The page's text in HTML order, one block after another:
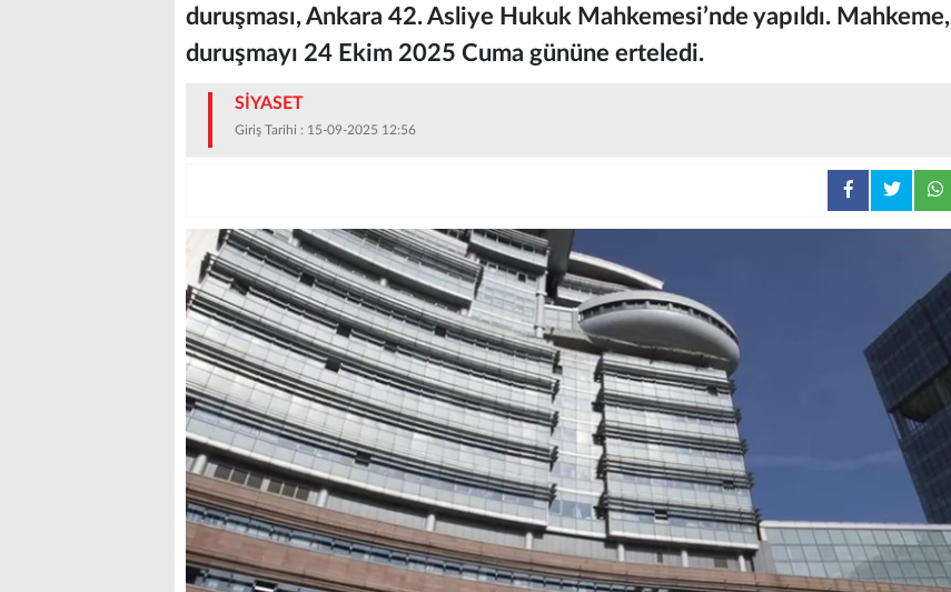
duruşması, Ankara 42. Asliye Hukuk Mahkemesi’nde yapıldı. Mahkeme,
duruşmayı 24 Ekim 2025 Cuma gününe erteledi.
SİYASET
Giriş Tarihi : 15-09-2025 12:56